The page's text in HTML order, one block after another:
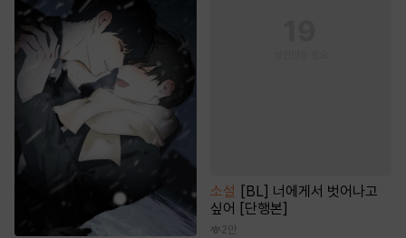
소설 [BL] 너에게서 벗어나고
싶어 [단행본]
2만